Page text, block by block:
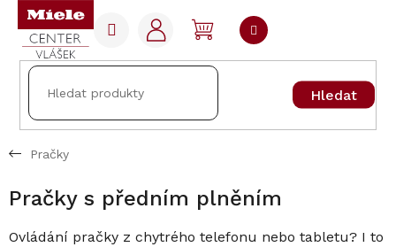
Přejít
obsah
Hledat
NÁKUPNÍ
KOŠÍK
Pračky
Pračky s předním plněním
Ovládání pračky z chytrého telefonu nebo tabletu? I to